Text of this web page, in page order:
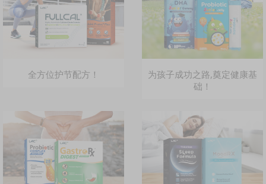
全方位护节配方！
为孩子成功之路,奠定健康基
础！